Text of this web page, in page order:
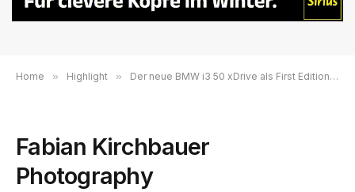
Home » Highlight » Der neue BMW i3 50 xDrive als First Edition: Ab sofort bestellbar.
Fabian Kirchbauer
Photography